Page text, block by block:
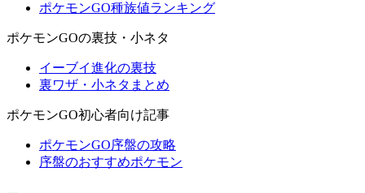
ポケモンGO種族値ランキング
ポケモンGOの裏技・小ネタ
イーブイ進化の裏技
裏ワザ・小ネタまとめ
ポケモンGO初心者向け記事
ポケモンGO序盤の攻略
序盤のおすすめポケモン